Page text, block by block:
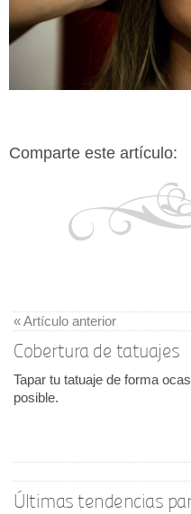
Comparte este artículo:
« Artículo anterior
Cobertura de tatuajes
Tapar tu tatuaje de forma
posible.
Últimas tendencias